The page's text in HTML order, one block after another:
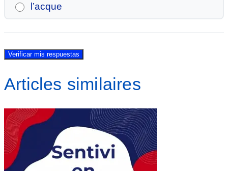
l’acque
Verificar mis respuestas
Articles similaires